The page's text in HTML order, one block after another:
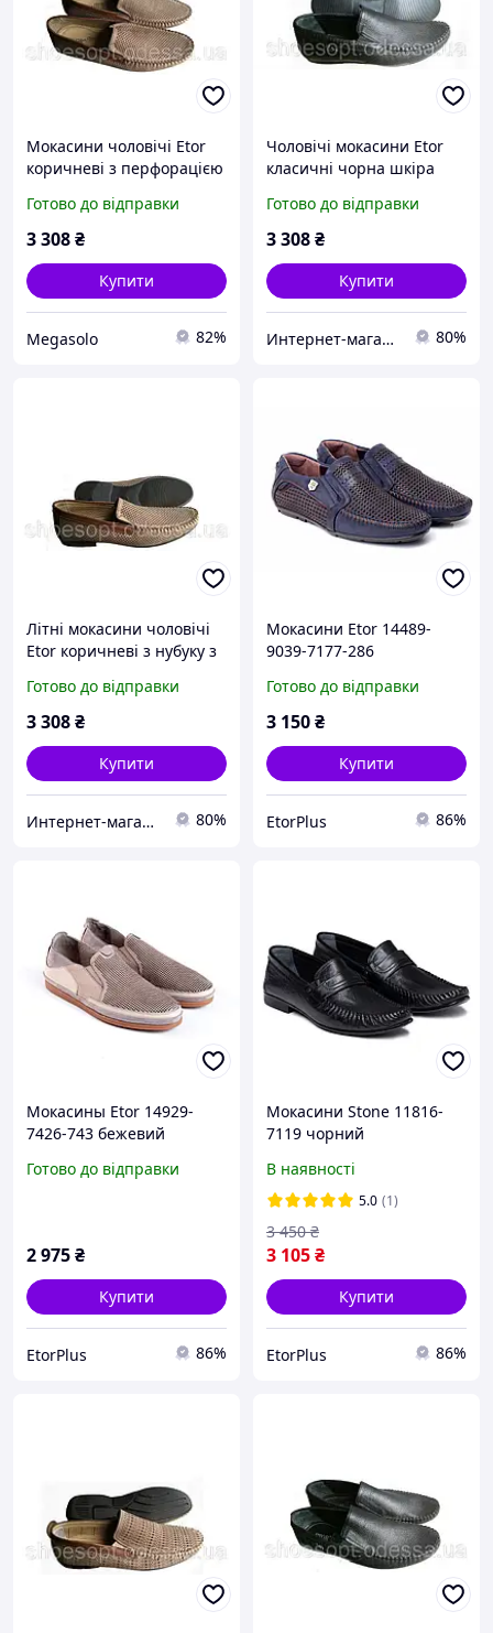
Мокасини чоловічі Etor
коричневі з перфорацією
Готово до відправки
3 308₴
Купити
Megasolo 82%
Чоловічі мокасини Etor
класичні чорна шкіра
Готово до відправки
3 308₴
Купити
Интернет-магазин ShoesOpt 80%
Літні мокасини чоловічі
Etor коричневі з нубуку з
Готово до відправки
3 308₴
Купити
Интернет-магазин ShoesOpt 80%
Мокасини Etor 14489-
9039-7177-286
Готово до відправки
3 150₴
Купити
EtorPlus 86%
Мокасины Etor 14929-
7426-743 бежевий
Готово до відправки
2 975₴
Купити
EtorPlus 86%
Мокасини Stone 11816-
7119 чорний
В наявності
5.0 (1)
3 105₴
3 450 ₴
Купити
EtorPlus 86%